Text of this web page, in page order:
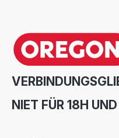
NIET FÜR 18H